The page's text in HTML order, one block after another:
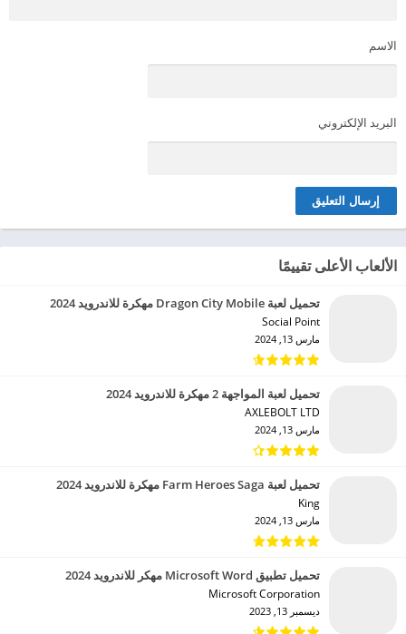
الاسم
البريد الإلكتروني
الألعاب الأعلى تقييمًا
تحميل لعبة Dragon City Mobile مهكرة للاندرويد 2024
Social Point‏
مارس 13, 2024
تحميل لعبة المواجهة 2 مهكرة للاندرويد 2024
AXLEBOLT LTD‏
مارس 13, 2024
تحميل لعبة Farm Heroes Saga مهكرة للاندرويد 2024
King‏
مارس 13, 2024
تحميل تطبيق Microsoft Word مهكر للاندرويد 2024
Microsoft Corporation‏
ديسمبر 13, 2023